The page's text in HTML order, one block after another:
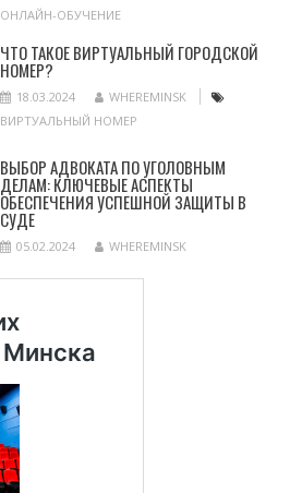
ОНЛАЙН-ОБУЧЕНИЕ
ЧТО ТАКОЕ ВИРТУАЛЬНЫЙ ГОРОДСКОЙ
НОМЕР?
18.03.2024
WHEREMINSK
ВИРТУАЛЬНЫЙ НОМЕР
ВЫБОР АДВОКАТА ПО УГОЛОВНЫМ
ДЕЛАМ: КЛЮЧЕВЫЕ АСПЕКТЫ
ОБЕСПЕЧЕНИЯ УСПЕШНОЙ ЗАЩИТЫ В
СУДЕ
05.02.2024 WHEREMINSK